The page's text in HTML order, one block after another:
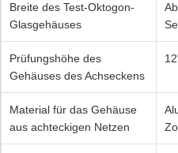
Breite des Test-Oktogon-
Glasgehäuses
Prüfungshöhe des
Gehäuses des Achseckens
Material für das Gehäuse
aus achteckigen Netzen